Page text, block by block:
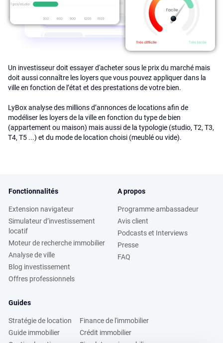
Un investisseur doit essayer d'acheter sous le prix du marché mais
doit aussi connaître les loyers que vous pouvez appliquer dans la
ville en fonction de l’état et des prestations de votre bien.
LyBox analyse des millions d’annonces de locations afin de
modéliser les loyers de la ville en fonction du type de bien
(appartement ou maison) mais aussi de la typologie (studio, T2, T3,
T4, T5 ...) et du mode de location choisi (meublé ou vide).
Fonctionnalités
Extension navigateur
Simulateur d’investissement
locatif
Moteur de recherche immobilier
Analyse de ville
Blog investissement
Offres professionnels
A propos
Programme ambassadeur
Avis client
Podcasts et Interviews
Presse
FAQ
Guides
Stratégie de location
Guide immobilier
Finance de l'immobilier
Crédit immobilier